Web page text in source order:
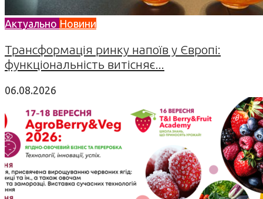
Актуально Новини
Трансформація ринку напоїв у Європі:
функціональність витісняє...
06.08.2026